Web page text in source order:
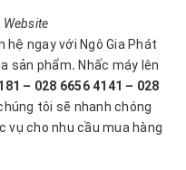
ngay với Ngô Gia Phát
sản phẩm. Nhấc máy lên
– 028 6656 4141 – 028
tôi sẽ nhanh chóng
vụ cho nhu cầu mua hàng